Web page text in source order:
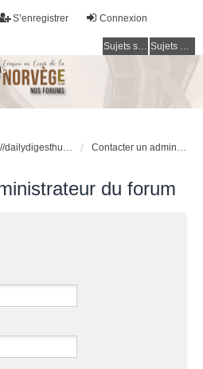
Connexion
S’enregistrer
Sujets sans réponse Sujets actifs
https://dailydigesthub.com Contacter un administrateur du forum
du forum